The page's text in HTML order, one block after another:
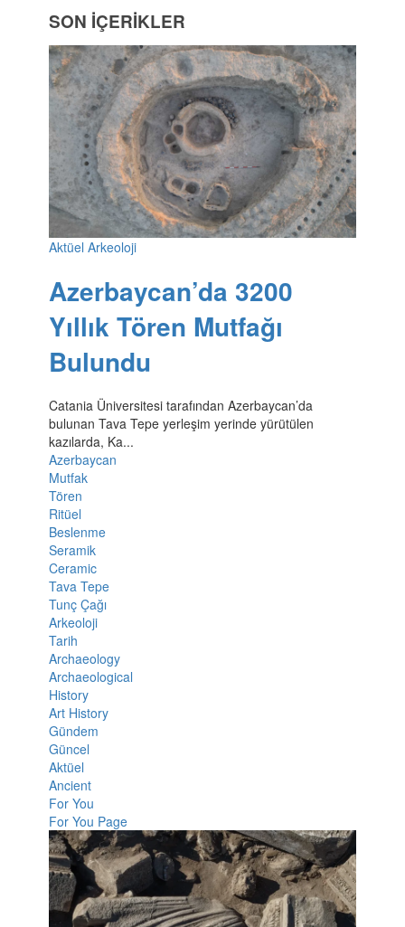
SON İÇERİKLER
Aktüel Arkeoloji
Azerbaycan’da 3200
Yıllık Tören Mutfağı
Bulundu
Catania Üniversitesi tarafından Azerbaycan’da
bulunan Tava Tepe yerleşim yerinde yürütülen
kazılarda, Ka...
Azerbaycan
Mutfak
Tören
Ritüel
Beslenme
Seramik
Ceramic
Tava Tepe
Tunç Çağı
Arkeoloji
Tarih
Archaeology
Archaeological
History
Art History
Gündem
Güncel
Aktüel
Ancient
For You
For You Page